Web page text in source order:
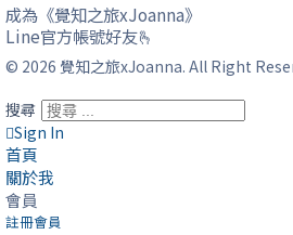
成為《覺知之旅xJoanna》
Line官方帳號好友🫰
© 2026 覺知之旅xJoanna. All Right
搜尋
Sign In
首頁
關於我
會員
註冊會員